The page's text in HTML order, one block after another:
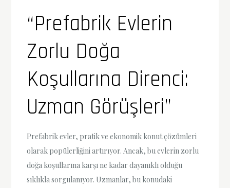
“Prefabrik Evlerin
Zorlu Doğa
Koşullarına Direnci:
Uzman Görüşleri”
Prefabrik evler, pratik ve ekonomik konut çözümleri
olarak popülerliğini artırıyor. Ancak, bu evlerin zorlu
doğa koşullarına karşı ne kadar dayanıklı olduğu
sıklıkla sorgulanıyor. Uzmanlar, bu konudaki